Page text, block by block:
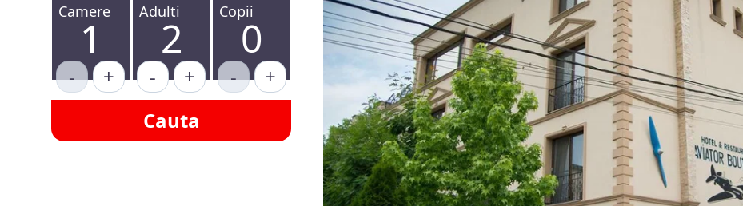
Camere
1
- +
Adulti
2
- +
Copii
0
-
+
Cauta